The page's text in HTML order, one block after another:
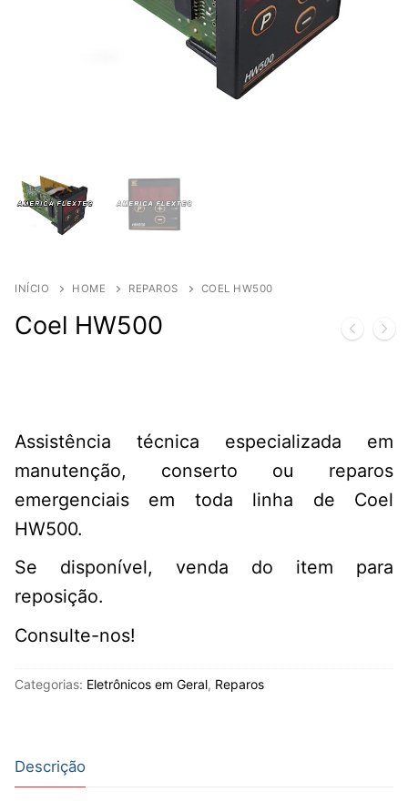
INÍCIO HOME REPAROS COEL HW500
Coel HW500
Assistência técnica especializada em
manutenção, conserto ou reparos
emergenciais em toda linha de Coel
HW500.
Se disponível, venda do item para
reposição.
Consulte-nos!
Categorias: Eletrônicos em Geral, Reparos
Descrição